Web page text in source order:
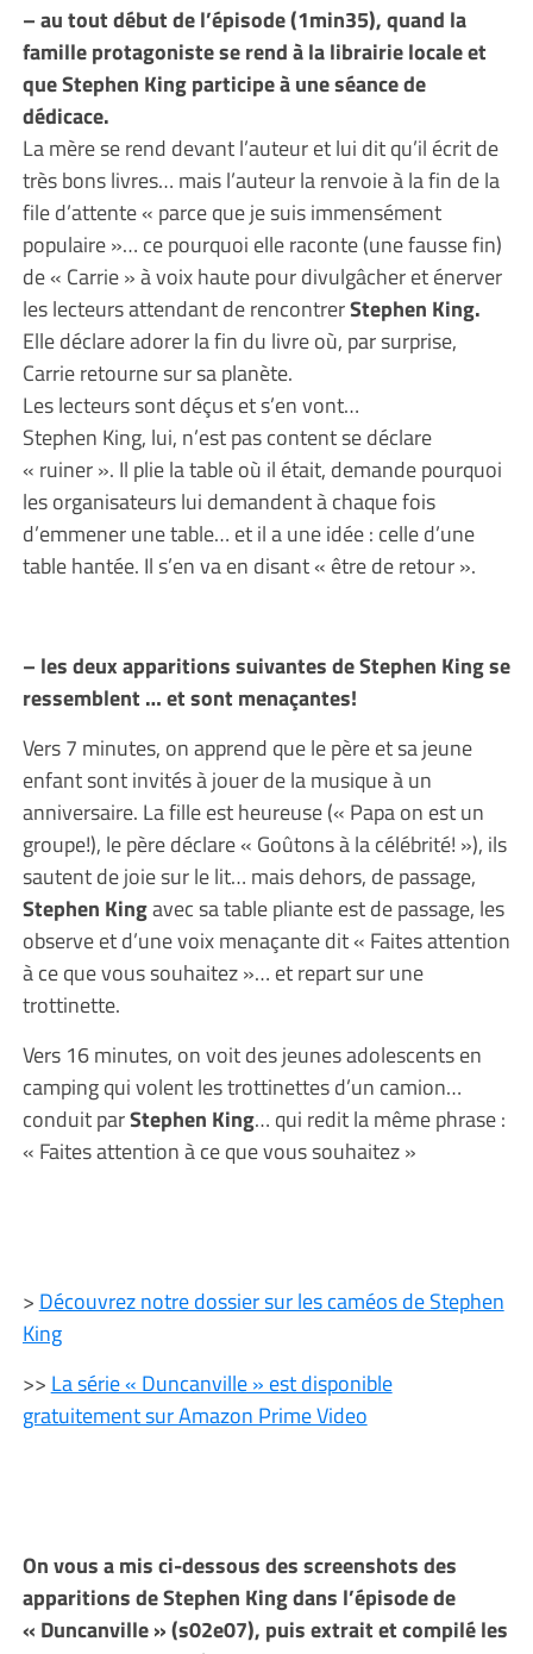
– au tout début de l’épisode (1min35), quand la
famille protagoniste se rend à la librairie locale et
que Stephen King participe à une séance de
dédicace.
La mère se rend devant l’auteur et lui dit qu’il écrit de
très bons livres… mais l’auteur la renvoie à la fin de la
file d’attente « parce que je suis immensément
populaire »… ce pourquoi elle raconte (une fausse fin)
de « Carrie » à voix haute pour divulgâcher et énerver
les lecteurs attendant de rencontrerStephen King.
Elle déclare adorer la fin du livre où, par surprise,
Carrie retourne sur sa planète.
Les lecteurs sont déçus et s’en vont…
Stephen King, lui, n’est pas content se déclare
« ruiner ». Il plie la table où il était, demande pourquoi
les organisateurs lui demandent à chaque fois
d’emmener une table… et il a une idée : celle d’une
table hantée. Il s’en va en disant « être de retour ».
– les deux apparitions suivantes de Stephen King se
ressemblent … et sont menaçantes!
Vers 7 minutes, on apprend que le père et sa jeune
enfant sont invités à jouer de la musique à un
anniversaire. La fille est heureuse (« Papa on est un
groupe!), le père déclare « Goûtons à la célébrité! »), ils
sautent de joie sur le lit… mais dehors, de passage,
Stephen Kingavec sa table pliante est de passage, les
observe et d’une voix menaçante dit « Faites attention
à ce que vous souhaitez »… et repart sur une
trottinette.
Vers 16 minutes, on voit des jeunes adolescents en
camping qui volent les trottinettes d’un camion…
conduit parStephen King… qui redit la même phrase :
« Faites attention à ce que vous souhaitez »
> Découvrez notre dossier sur les caméos de Stephen
King
>> La série « Duncanville » est disponible
gratuitement sur Amazon Prime Video
On vous a mis ci-dessous des screenshots des
apparitions de Stephen King dans l’épisode de
« Duncanville » (s02e07), puis extrait et compilé les